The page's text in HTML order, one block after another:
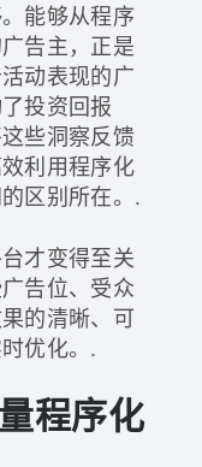
能够从程序
告主，正是
动表现的广
投资回报
些洞察反馈
利用程序化
区别所在。.
才变得至关
告位、受众
的清晰、可
优化。.
程序化